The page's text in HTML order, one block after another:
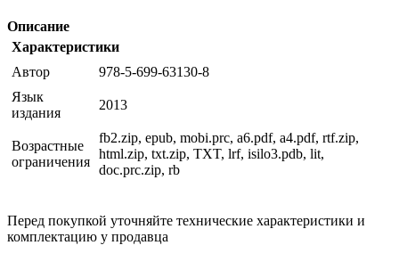
Описание
Характеристики
Автор
978-5-699-63130-8
Язык
издания
2013
Возрастные
ограничения
fb2.zip, epub, mobi.prc, a6.pdf, a4.pdf, rtf.zip,
html.zip, txt.zip, TXT, lrf, isilo3.pdb, lit,
doc.prc.zip, rb
Перед покупкой уточняйте технические характеристики и
комплектацию у продавца